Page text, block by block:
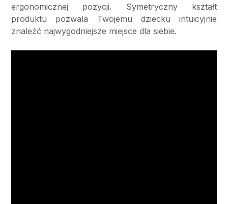
ergonomicznej pozycji. Symetryczny kształt
produktu pozwala Twojemu dziecku intuicyjnie
znaleźć najwygodniejsze miejsce dla siebie.